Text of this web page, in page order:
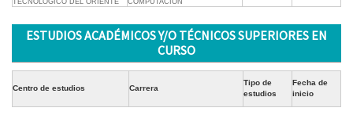
TECNOLOGICO DEL ORIENTE
COMPUTACIÓN
ESTUDIOS ACADÉMICOS Y/O TÉCNICOS SUPERIORES EN
CURSO
Centro de estudios Carrera
Tipo de
estudios
Fecha de
inicio